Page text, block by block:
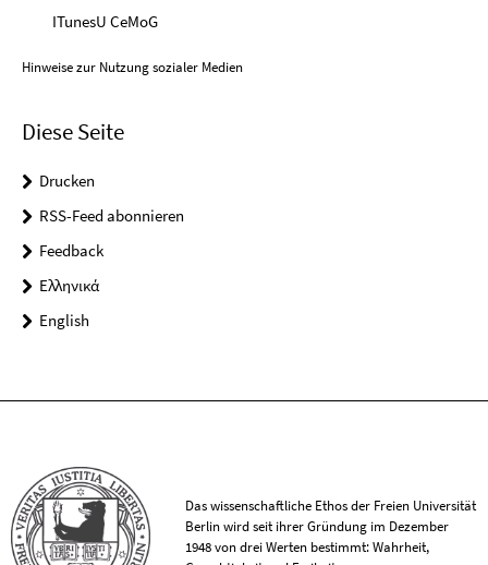
ITunesU CeMoG
Hinweise zur Nutzung sozialer Medien
Diese Seite
Drucken
RSS-Feed abonnieren
Feedback
Ελληνικά
English
Das wissenschaftliche Ethos der Freien Universität
Berlin wird seit ihrer Gründung im Dezember
1948 von drei Werten bestimmt: Wahrheit,